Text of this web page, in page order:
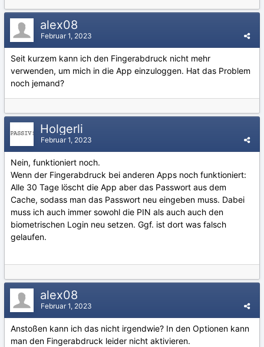
alex08
Februar 1, 2023
Seit kurzem kann ich den Fingerabdruck nicht mehr
verwenden, um mich in die App einzuloggen. Hat das Problem
noch jemand?
Holgerli
Februar 1, 2023
Nein, funktioniert noch.
Wenn der Fingerabdruck bei anderen Apps noch funktioniert:
Alle 30 Tage löscht die App aber das Passwort aus dem
Cache, sodass man das Passwort neu eingeben muss. Dabei
muss ich auch immer sowohl die PIN als auch auch den
biometrischen Login neu setzen. Ggf. ist dort was falsch
gelaufen.
alex08
Februar 1, 2023
Anstoßen kann ich das nicht irgendwie? In den Optionen kann
man den Fingerabdruck leider nicht aktivieren.